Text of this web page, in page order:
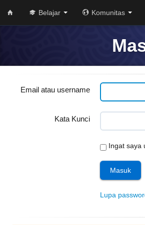
Belajar Komunitas
Email atau username
Kata Kunci
Ingat saya
Lupa